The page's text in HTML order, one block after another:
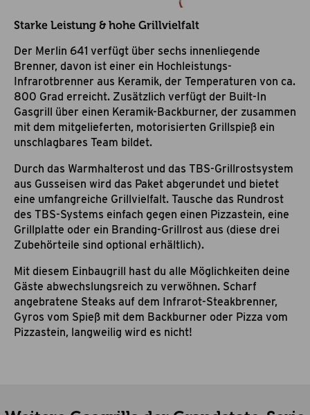
Starke Leistung & hohe Grillvielfalt
Der Merlin 641 verfügt über sechs innenliegende
Brenner, davon ist einer ein Hochleistungs-
Infrarotbrenner aus Keramik, der Temperaturen von ca.
800 Grad erreicht. Zusätzlich verfügt der Built-In
Gasgrill über einen Keramik-Backburner, der zusammen
mit dem mitgelieferten, motorisierten Grillspieß ein
unschlagbares Team bildet.
Durch das Warmhalterost und das TBS-Grillrostsystem
aus Gusseisen wird das Paket abgerundet und bietet
eine umfangreiche Grillvielfalt. Tausche das Rundrost
des TBS-Systems einfach gegen einen Pizzastein, eine
Grillplatte oder ein Branding-Grillrost aus (diese drei
Zubehörteile sind optional erhältlich).
Mit diesem Einbaugrill hast du alle Möglichkeiten deine
Gäste abwechslungsreich zu verwöhnen. Scharf
angebratene Steaks auf dem Infrarot-Steakbrenner,
Gyros vom Spieß mit dem Backburner oder Pizza vom
Pizzastein, langweilig wird es nicht!